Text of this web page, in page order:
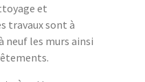
et
travaux sont à
neuf les murs ainsi